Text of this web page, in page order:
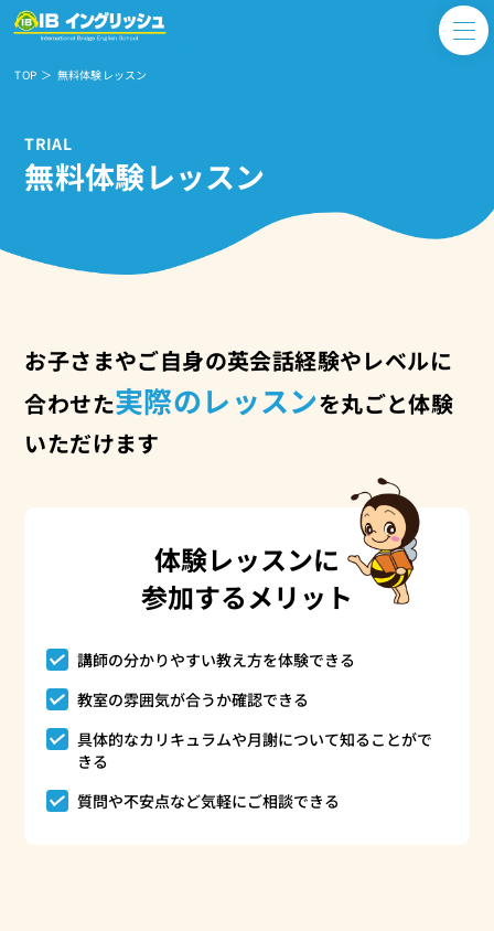
TOP 無料体験レッスン
TRIAL
無料体験レッスン
お子さまやご自身の英会話経験やレベルに
合わせた実際のレッスンを丸ごと体験
いただけます
体験レッスンに
参加するメリット
講師の分かりやすい教え方を体験できる
教室の雰囲気が合うか確認できる
具体的なカリキュラムや月謝について知ることがで
きる
質問や不安点など気軽にご相談できる